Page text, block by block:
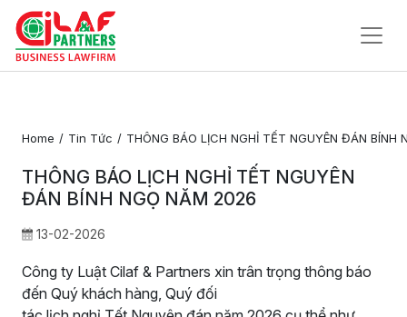
Chúng
Tin Tức
Home Tin Tức THÔNG BÁO LỊCH NGHỈ TẾT NGUYÊN ĐÁN BÍNH
THÔNG BÁO LỊCH NGHỈ TẾT NGUYÊN
ĐÁN BÍNH NGỌ NĂM 2026
13-02-2026
Công ty Luật Cilaf & Partners xin trân trọng thông báo
đến Quý khách hàng, Quý đối